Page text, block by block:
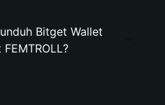
Bitget Wallet